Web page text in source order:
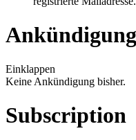
Ankündigung
Einklappen
Keine Ankündigung bisher.
Subscription